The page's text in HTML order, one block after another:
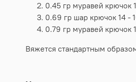
0.45 гр муравей крючок
0.69 гр шар крючок 14 -
0.79 гр муравей крючок
Вяжется стандартным